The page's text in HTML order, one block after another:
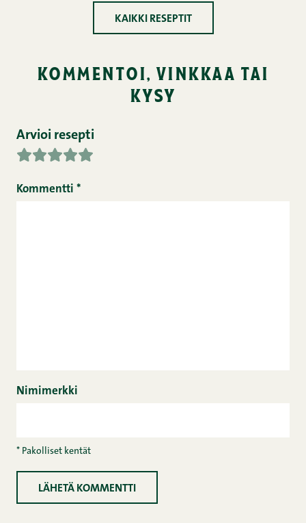
KAIKKI RESEPTIT
kommentoi, vinkkaa tai
kysy
Arvioi resepti
Kommentti *
Nimimerkki
* Pakolliset kentät